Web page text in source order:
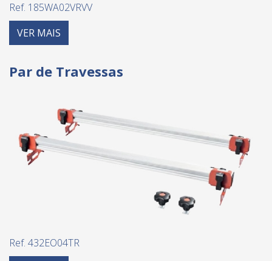
Ref. 185WA02VRVV
VER MAIS
Par de Travessas
Ref. 432EO04TR